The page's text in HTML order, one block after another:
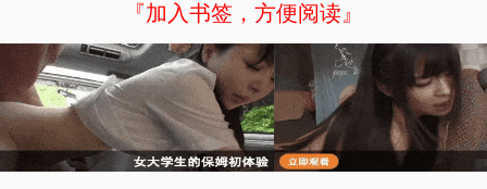
『加入书签，方便阅读』